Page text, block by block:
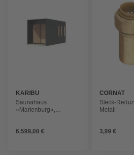
KARIBU
Saunahaus
»Marienburg«,
6.599,00 €
CORNAT
Steck-
Metall
3,99 €